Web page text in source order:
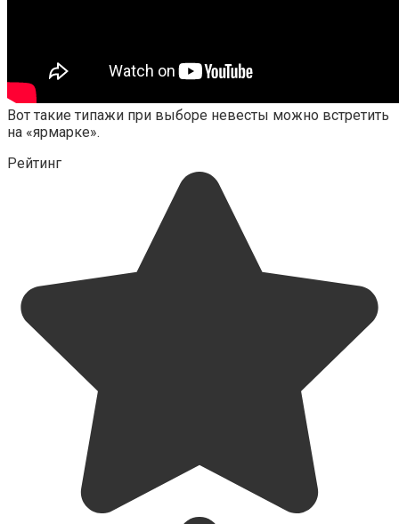
Вот такие типажи при выборе невесты можно встретить
на «ярмарке».
Рейтинг